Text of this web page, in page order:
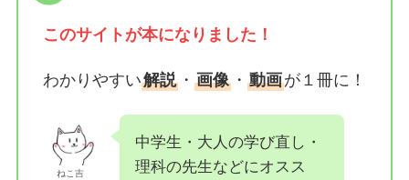
このサイトが本になりました！
わかりやすい解説・ 画像・ 動画が１冊に！
ねこ吉
中学生・大人の学び直し・
理科の先生などにオスス